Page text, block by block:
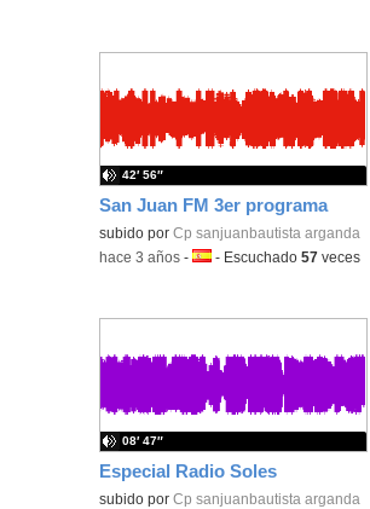
San Juan FM 3er programa
Contenido educativo.
subido porCp sanjuanbautista arganda
42′ 56″
-hace 3 años -Idioma:
- Escuchado57 veces
Especial Radio Soles
subido porCp sanjuanbautista arganda
08′ 47″